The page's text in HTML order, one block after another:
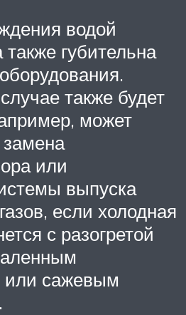
водой
также губительна
также будет
может
замена
или
выпуска
если холодная
с разогретой
или сажевым